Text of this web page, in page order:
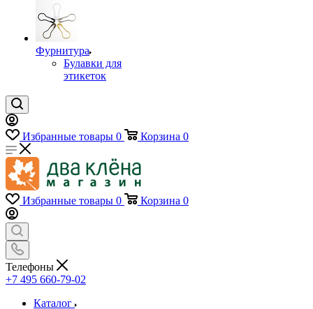
Фурнитура
Булавки для
этикеток
Избранные товары 0 Корзина 0
Избранные товары 0 Корзина 0
Телефоны
+7 495 660-79-02
Каталог